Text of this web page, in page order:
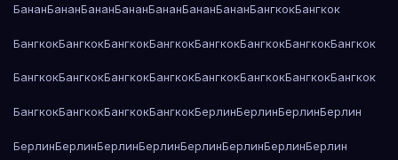
БананБананБананБананБананБананБананБангкокБангкок
БангкокБангкокБангкокБангкокБангкокБангкокБангкокБангкок
БангкокБангкокБангкокБангкокБангкокБангкокБангкокБангкок
БангкокБангкокБангкокБангкокБерлинБерлинБерлинБерлин
БерлинБерлинБерлинБерлинБерлинБерлинБерлинБерлин